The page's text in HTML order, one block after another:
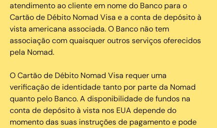
atendimento ao cliente em nome do Banco para o
Cartão de Débito Nomad Visa e a conta de depósito à
vista americana associada. O Banco não tem
associação com quaisquer outros serviços oferecidos
pela Nomad.
O Cartão de Débito Nomad Visa requer uma
verificação de identidade tanto por parte da Nomad
quanto pelo Banco. A disponibilidade de fundos na
conta de depósito à vista nos EUA depende do
momento das suas instruções de pagamento e pode